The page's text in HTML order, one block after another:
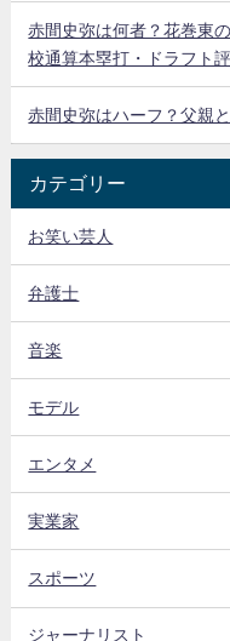
赤間史弥は何者？花巻東
校通算本塁打・ドラフト
赤間史弥はハーフ？父親
カテゴリー
お笑い芸人
弁護士
音楽
モデル
エンタメ
実業家
スポーツ
ジャーナリスト